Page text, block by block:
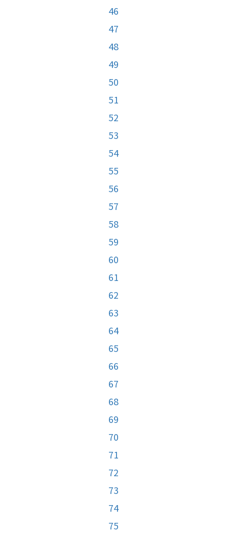
46
47
48
49
50
51
52
53
54
55
56
57
58
59
60
61
62
63
64
65
66
67
68
69
70
71
72
73
74
75